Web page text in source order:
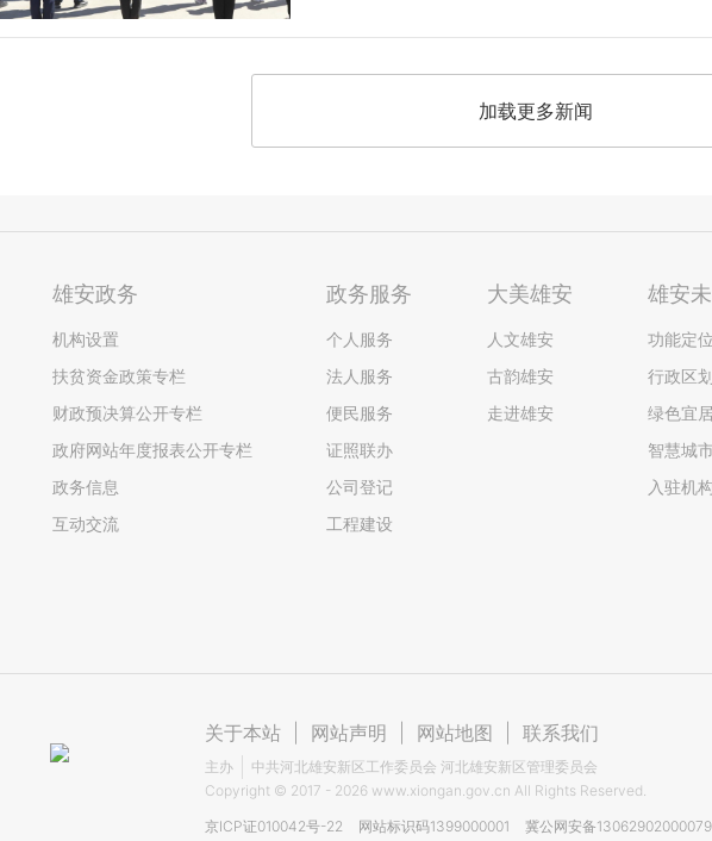
加载更多新闻
雄安政务
机构设置
扶贫资金政策专栏
财政预决算公开专栏
政府网站年度报表公开专栏
政务信息
互动交流
政务服务
个人服务
法人服务
便民服务
证照联办
公司登记
工程建设
大美雄安
人文雄安
古韵雄安
走进雄安
雄安
功能定
行政区
绿色宜
智慧城
入驻机
关于本站 网站声明 网站地图 联系我们
主办
中共河北雄安新区工作委员会 河北雄安新区管理委员会
Copyright © 2017 - 2026 www.xiongan.gov.cn All Rights Reserved.
京ICP证010042号-22
网站标识码1399000001 冀公网安备